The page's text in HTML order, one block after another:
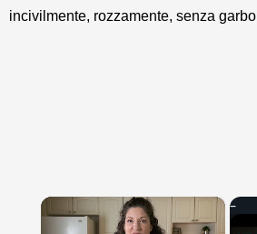
incivilmente, rozzamente, senza garbo
×